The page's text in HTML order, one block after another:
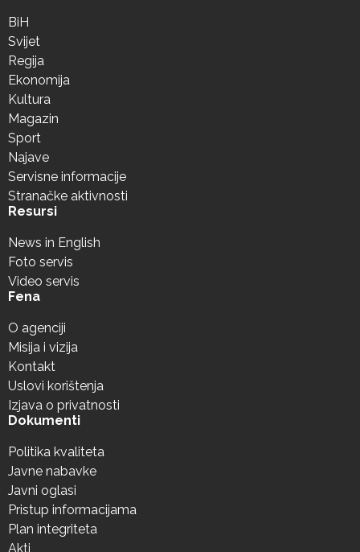
BiH
Svijet
Regija
Ekonomija
Kultura
Magazin
Sport
Najave
Servisne informacije
Stranačke aktivnosti
Resursi
News in English
Foto servis
Video servis
Fena
O agenciji
Misija i vizija
Kontakt
Uslovi korištenja
Izjava o privatnosti
Dokumenti
Politika kvaliteta
Javne nabavke
Javni oglasi
Pristup informacijama
Plan integriteta
Akti